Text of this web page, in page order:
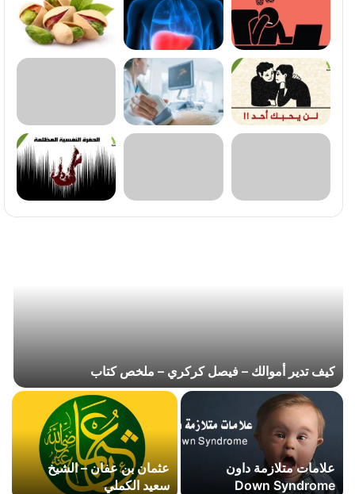
كيف تدير أموالك – فيصل كركري – ملخص كتاب
علامات متلازمة داون
Down Syndrome
عثمان بن عفان – الشيخ
سعيد الكملي